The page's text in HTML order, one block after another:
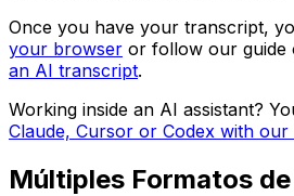
Once you have your transcript,
your browser or follow our guide
an AI transcript.
Working inside an AI assistant?
Claude, Cursor or Codex with our
Múltiples Formatos